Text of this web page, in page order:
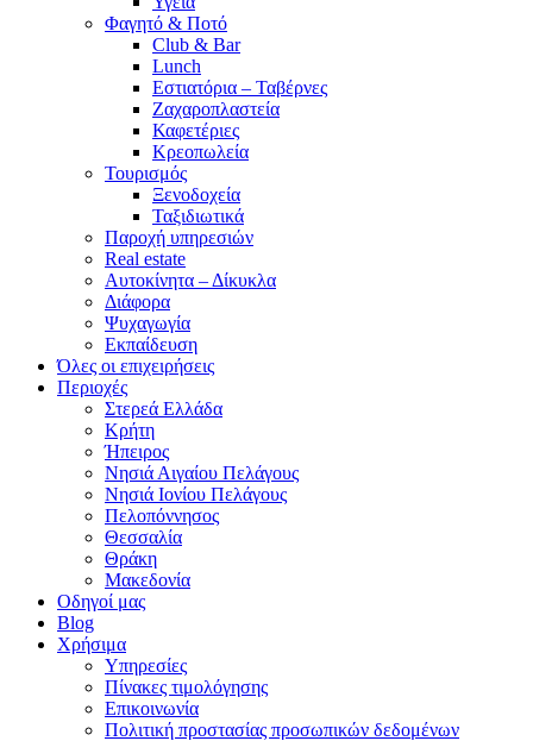
Φαγητό & Ποτό
Club & Bar
Lunch
Εστιατόρια – Ταβέρνες
Ζαχαροπλαστεία
Καφετέριες
Κρεοπωλεία
Τουρισμός
Ξενοδοχεία
Ταξιδιωτικά
Παροχή υπηρεσιών
Real estate
Αυτοκίνητα – Δίκυκλα
Διάφορα
Ψυχαγωγία
Εκπαίδευση
Όλες οι επιχειρήσεις
Περιοχές
Στερεά Ελλάδα
Κρήτη
Ήπειρος
Νησιά Αιγαίου Πελάγους
Νησιά Ιονίου Πελάγους
Πελοπόννησος
Θεσσαλία
Θράκη
Μακεδονία
Οδηγοί μας
Blog
Χρήσιμα
Υπηρεσίες
Πίνακες τιμολόγησης
Επικοινωνία
Πολιτική προστασίας προσωπικών δεδομένων